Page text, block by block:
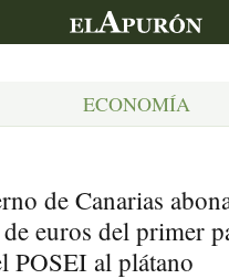
ECONOMÍA
de Canarias
euros del primer
POSEI al plátano